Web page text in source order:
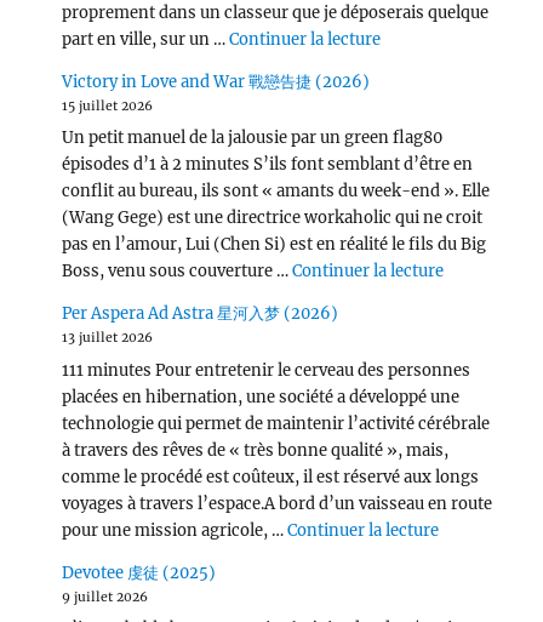
proprement dans un classeur que je déposerais quelque
part en ville, sur un …Continuer la lecturede « Wang Chu Ran
Victory in Love and War 戰戀告捷 (2026)
15 juillet 2026
Un petit manuel de la jalousie par un green flag80
épisodes d’1 à 2 minutes S’ils font semblant d’être en
conflit au bureau, ils sont « amants du week-end ». Elle
(Wang Gege) est une directrice workaholic qui ne croit
pas en l’amour, Lui (Chen Si) est en réalité le fils du Big
Boss, venu sous couverture …Continuer la lecturede « Victory
Per Aspera Ad Astra 星河入梦 (2026)
13 juillet 2026
111 minutes Pour entretenir le cerveau des personnes
placées en hibernation, une société a développé une
technologie qui permet de maintenir l’activité cérébrale
à travers des rêves de « très bonne qualité », mais,
comme le procédé est coûteux, il est réservé aux longs
voyages à travers l’espace.A bord d’un vaisseau en route
pour une mission agricole, …Continuer la lecturede « Per
Devotee 虔徒 (2025)
9 juillet 2026